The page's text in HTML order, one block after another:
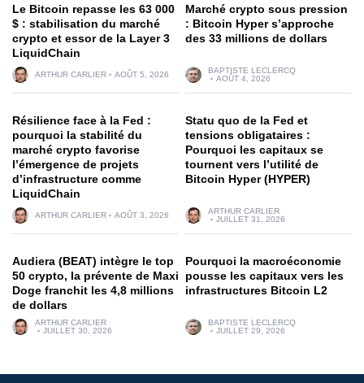
Le Bitcoin repasse les 63 000
$ : stabilisation du marché
crypto et essor de la Layer 3
LiquidChain
ARTHUR CARLIER AOÛT 5, 2026
Marché crypto sous pression
: Bitcoin Hyper s’approche
des 33 millions de dollars
BAPTISTE LECLERCQ
AOÛT 4, 2026
Résilience face à la Fed :
pourquoi la stabilité du
marché crypto favorise
l’émergence de projets
d’infrastructure comme
LiquidChain
ARTHUR CARLIER AOÛT 3, 2026
Statu quo de la Fed et
tensions obligataires :
Pourquoi les capitaux se
tournent vers l’utilité de
Bitcoin Hyper (HYPER)
ARTHUR CARLIER
JUILLET 31, 2026
Audiera (BEAT) intègre le top
50 crypto, la prévente de Maxi
Doge franchit les 4,8 millions
de dollars
ARTHUR CARLIER
JUILLET 30, 2026
Pourquoi la macroéconomie
pousse les capitaux vers les
infrastructures Bitcoin L2
BAPTISTE LECLERCQ
JUILLET 29, 2026